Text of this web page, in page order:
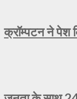
क्रॉम्पटन ने पेश